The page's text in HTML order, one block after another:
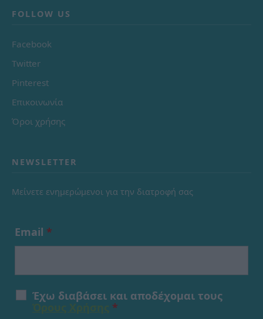
FOLLOW US
Facebook
Twitter
Pinterest
Επικοινωνία
Όροι χρήσης
NEWSLETTER
Μείνετε ενημερώμενοι για την διατροφή σας
Email *
Έχω διαβάσει και αποδέχομαι τους
*